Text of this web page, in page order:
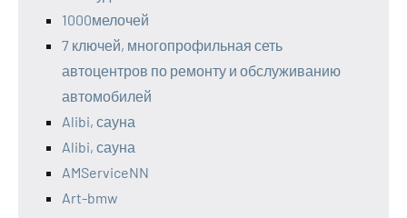
1000мелочей
7 ключей, многопрофильная сеть
автоцентров по ремонту и обслуживанию
автомобилей
Alibi, сауна
Alibi, сауна
AMServiceNN
Art-bmw